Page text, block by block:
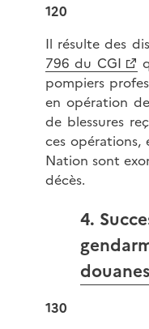
120
Il résulte des
796 du CGI
pompiers
en opération
de blessures
ces
Nation sont
décès.
4.
douanes
130